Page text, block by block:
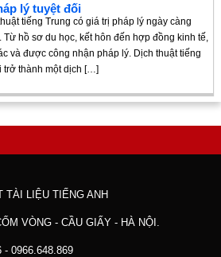
lý tuyệt đối
tiếng Trung có giá trị pháp lý ngày càng
Từ hồ sơ du học, kết hôn đến hợp đồng kinh tế,
và được công nhận pháp lý. Dịch thuật tiếng
trở thành một dịch […]
TÀI LIỆU TIẾNG ANH
VÒNG - CẦU GIẤY - HÀ NỘI.
- 0966.648.869